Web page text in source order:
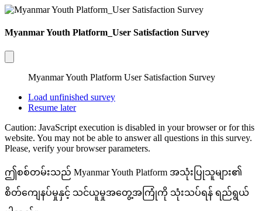
Myanmar Youth Platform_User Satisfaction Survey
Myanmar Youth Platform User Satisfaction Survey
Load unfinished survey
Resume later
Caution: JavaScript execution is disabled in your browser or for this
website. You may not be able to answer all questions in this survey.
Please, verify your browser parameters.
ဤစစ်တမ်းသည် Myanmar Youth Platform အသုံးပြုသူများ၏
စိတ်ကျေနပ်မှုနှင့် သင်ယူမှုအတွေ့အကြုံကို သုံးသပ်ရန် ရည်ရွယ်